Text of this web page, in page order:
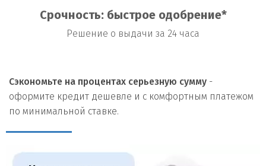
Срочность: быстрое одобрение*
Решение о выдачи за 24 часа
Сэкономьте на процентах серьезную сумму -
оформите кредит дешевле и с комфортным платежом
по минимальной ставке.